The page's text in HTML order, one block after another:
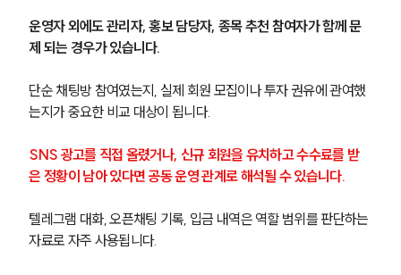
운영자 외에도 관리자, 홍보 담당자, 종목 추천 참여자가 함께 문
제 되는 경우가 있습니다.
단순 채팅방 참여였는지, 실제 회원 모집이나 투자 권유에 관여했
는지가 중요한 비교 대상이 됩니다.
SNS 광고를 직접 올렸거나, 신규 회원을 유치하고 수수료를 받
은 정황이 남아 있다면 공동 운영 관계로 해석될 수 있습니다.
텔레그램 대화, 오픈채팅 기록, 입금 내역은 역할 범위를 판단하는
자료로 자주 사용됩니다.